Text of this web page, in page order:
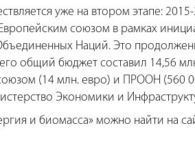
уже на втором этапе:
союзом в рамках
Наций. Это
его общий бюджет составил 14,56
(14 млн. евро) и ПРООН (560
Экономики и
и биомасса» можно найти на